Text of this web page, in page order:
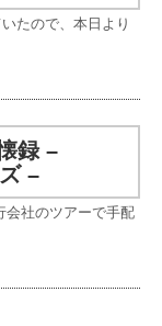
たので、本日より
録 –
–
会社のツアーで手配